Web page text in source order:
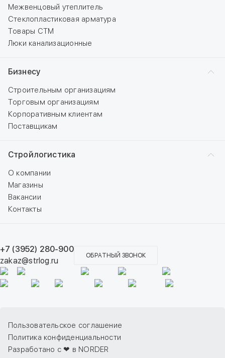
Межвенцовый утеплитель
Стеклопластиковая арматура
Товары СТМ
Люки канализационные
Бизнесу
Строительным организациям
Торговым организациям
Корпоративным клиентам
Поставщикам
Стройлогистика
О компании
Магазины
Вакансии
Контакты
+7 (3952) 280-900
zakaz@strlog.ru
ОБРАТНЫЙ ЗВОНОК
Пользовательское соглашение
Политика конфиденциальности
Разработано с ❤ в NORDER